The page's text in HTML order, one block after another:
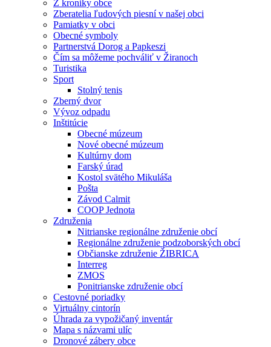
Z kroniky obce
Zberatelia ľudových piesní v našej obci
Pamiatky v obci
Obecné symboly
Partnerstvá Dorog a Papkeszi
Čím sa môžeme pochváliť v Žiranoch
Turistika
Sport
Stolný tenis
Zberný dvor
Vývoz odpadu
Inštitúcie
Obecné múzeum
Nové obecné múzeum
Kultúrny dom
Farský úrad
Kostol svätého Mikuláša
Pošta
Závod Calmit
COOP Jednota
Združenia
Nitrianske regionálne združenie obcí
Regionálne združenie podzoborských obcí
Občianske združenie ŽIBRICA
Interreg
ZMOS
Ponitrianske združenie obcí
Cestovné poriadky
Virtuálny cintorín
Úhrada za vypožičaný inventár
Mapa s názvami ulíc
Dronové zábery obce